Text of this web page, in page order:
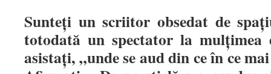
Sunteţi un scriitor obsedat de
totodată un spectator la mulţimea
asistaţi, „unde se aud din ce în ce